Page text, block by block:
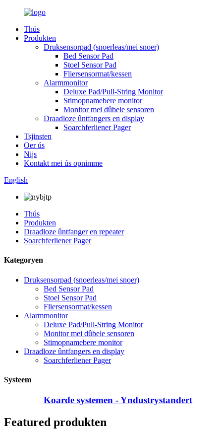
Thús
Produkten
Druksensorpad (snoerleas/mei snoer)
Bed Sensor Pad
Stoel Sensor Pad
Fliersensormat/kessen
Alarmmonitor
Deluxe Pad/Pull-String Monitor
Stimopnamebere monitor
Monitor mei dûbele sensoren
Draadloze ûntfangers en display
Soarchferliener Pager
Tsjinsten
Oer ús
Nijs
Kontakt mei ús opnimme
English
Thús
Produkten
Draadloze ûntfanger en repeater
Soarchferliener Pager
Kategoryen
Druksensorpad (snoerleas/mei snoer)
Bed Sensor Pad
Stoel Sensor Pad
Fliersensormat/kessen
Alarmmonitor
Deluxe Pad/Pull-String Monitor
Monitor mei dûbele sensoren
Stimopnamebere monitor
Draadloze ûntfangers en display
Soarchferliener Pager
Systeem
Koarde systemen - Yndustrystandert
Featured produkten